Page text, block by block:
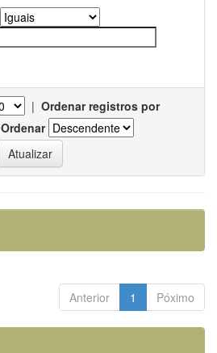
| Ordenar registros por
Ordenar
Anterior 1 Póximo